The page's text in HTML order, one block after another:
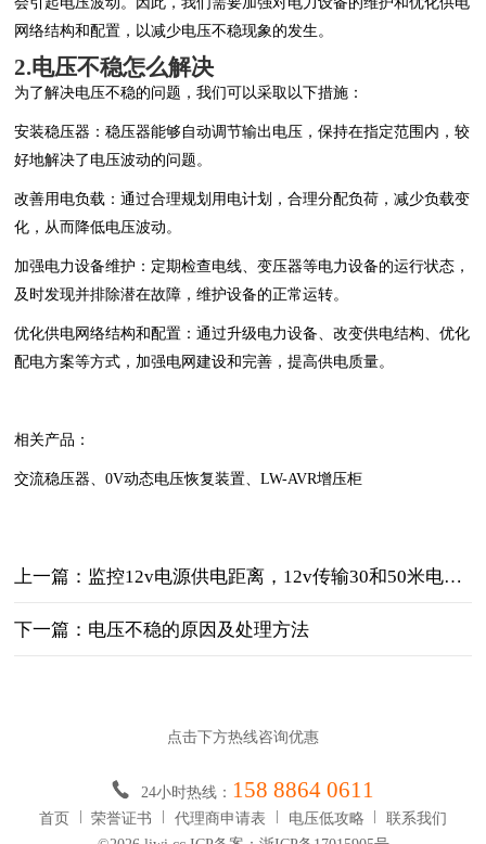
网络结构和配置，以减少电压不稳现象的发生。
2.电压不稳怎么解决
为了解决电压不稳的问题，我们可以采取以下措施：
安装稳压器：稳压器能够自动调节输出电压，保持在指定范围内，较
好地解决了电压波动的问题。
改善用电负载：通过合理规划用电计划，合理分配负荷，减少负载变
化，从而降低电压波动。
加强电力设备维护：定期检查电线、变压器等电力设备的运行状态，
及时发现并排除潜在故障，维护设备的正常运转。
优化供电网络结构和配置：通过升级电力设备、改变供电结构、优化
配电方案等方式，加强电网建设和完善，提高供电质量。
相关产品：
交流稳压器、0V动态电压恢复装置、LW-AVR增压柜
上一篇：监控12v电源供电距离，12v传输30和50米电压多少？
下一篇：电压不稳的原因及处理方法
点击下方热线咨询优惠
24小时热线： 158 8864 0611
首页 荣誉证书 代理商申请表 电压低攻略
联系我们